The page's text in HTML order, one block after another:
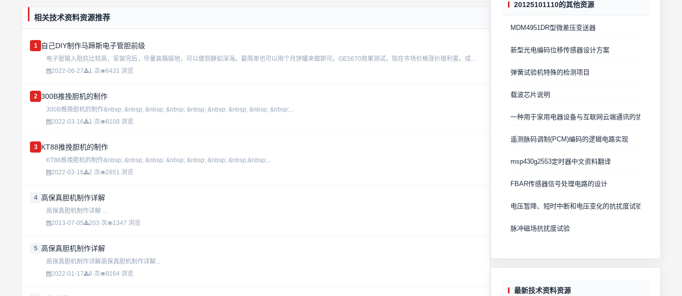
相关技术资料资源推荐
1 自己DIY制作马蹄斯电子管胆前级
电子管输入阻抗比较高，安装完后，尽量装箱接地，可以做到静如深海。最简单也可以用个月饼罐来做即可。GE5670效果测试，现在市场价格涨价很利害。成本高了很多现在1个管子价格高达30元。材料使用已算高端，...
2022-06-27
1 次 6431 浏览
2 300B推挽胆机的制作
300B推挽胆机的制作&nbsp; &nbsp; &nbsp; &nbsp; &nbsp; &nbsp; &nbsp; &nbsp; &nbsp;...
2022-03-16
1 次 8108 浏览
3 KT88推挽胆机的制作
KT88推挽胆机的制作&nbsp; &nbsp; &nbsp; &nbsp; &nbsp; &nbsp; &nbsp;&nbsp;...
2022-03-16
2 次 2851 浏览
4 高保真胆机制作详解
高保真胆机制作详解 ...
2013-07-05
203 次 1347 浏览
5 高保真胆机制作详解
高保真胆机制作详解高保真胆机制作详解...
2022-01-17
8 次 9164 浏览
20125101110的其他资源
MDM4951DR型微差压变送器
新型光电编码位移传感器设计方案
弹簧试验机特殊的检测项目
载波芯片说明
一种用于家用电器设备与互联网云端通讯的协议。已验证
遥测脉码调制(PCM)编码的逻辑电路实现
msp430g2553定时器中文资料翻译
FBAR传感器信号处理电路的设计
电压暂降、短时中断和电压变化的抗扰度试验
脉冲磁场抗扰度试验
最新技术资料资源